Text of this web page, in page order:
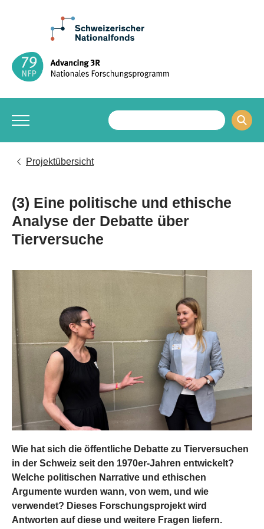
Projektübersicht
(3) Eine politische und ethische
Analyse der Debatte über
Tierversuche
Wie hat sich die öffentliche Debatte zu Tierversuchen
in der Schweiz seit den 1970er-Jahren entwickelt?
Welche politischen Narrative und ethischen
Argumente wurden wann, von wem, und wie
verwendet? Dieses Forschungsprojekt wird
Antworten auf diese und weitere Fragen liefern.